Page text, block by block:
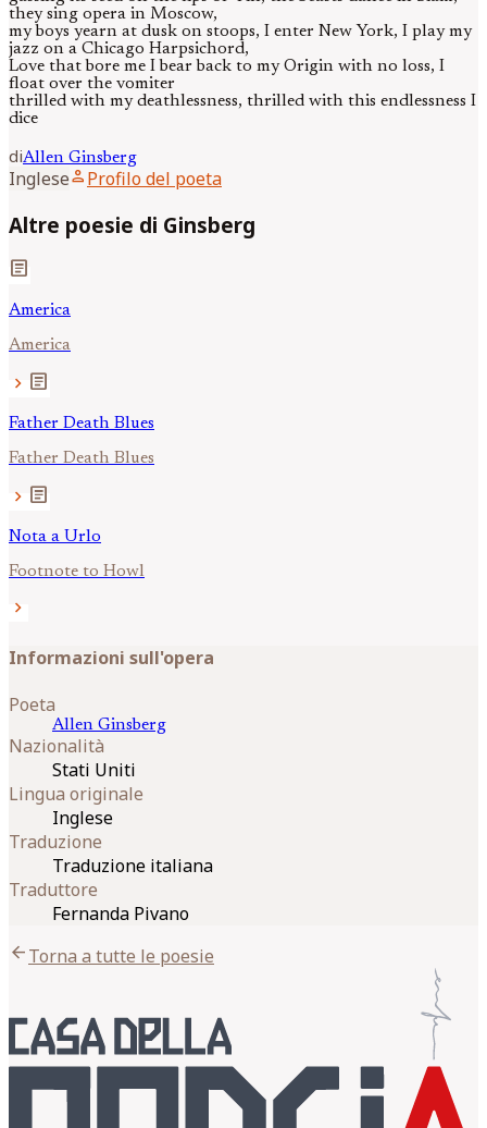
they sing opera in Moscow,
my boys yearn at dusk on stoops, I enter New York, I play my
jazz on a Chicago Harpsichord,
Love that bore me I bear back to my Origin with no loss, I
float over the vomiter
thrilled with my deathlessness, thrilled with this endlessness I
dice
diAllen Ginsberg
Ingleseperson Profilo del poeta
Altre poesie di Ginsberg
article
America
America
chevron_right article
Father Death Blues
Father Death Blues
chevron_right article
Nota a Urlo
Footnote to Howl
chevron_right
Informazioni sull'opera
Poeta
Allen Ginsberg
Nazionalità
Stati Uniti
Lingua originale
Inglese
Traduzione
Traduzione italiana
Traduttore
Fernanda Pivano
arrow_backTorna a tutte le poesie